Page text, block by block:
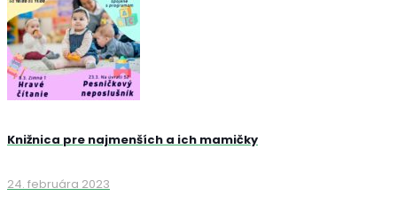
Knižnica pre najmenších a ich mamičky
24. februára 2023